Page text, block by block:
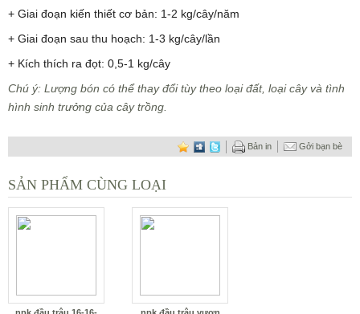
+ Giai đoạn kiến thiết cơ bản: 1-2 kg/cây/năm
+ Giai đoạn sau thu hoạch: 1-3 kg/cây/lần
+ Kích thích ra đọt: 0,5-1 kg/cây
Chú ý: Lượng bón có thể thay đổi tùy theo loại đất, loại cây và tình
hình sinh trưởng của cây trồng.
Gởi bạn bè
Bản in
SẢN PHẨM CÙNG LOẠI